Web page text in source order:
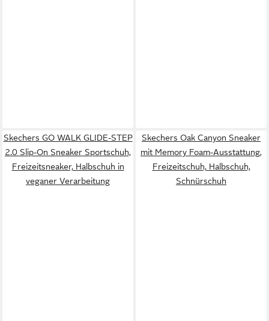
Skechers GO WALK GLIDE-STEP
2.0 Slip-On Sneaker Sportschuh,
Freizeitsneaker, Halbschuh in
veganer Verarbeitung
Skechers Oak Canyon Sneaker
mit Memory Foam-Ausstattung,
Freizeitschuh, Halbschuh,
Schnürschuh